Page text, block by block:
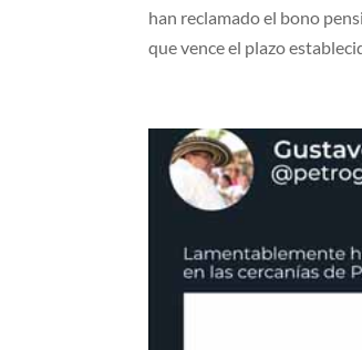
han reclamado el bono
que vence el plazo